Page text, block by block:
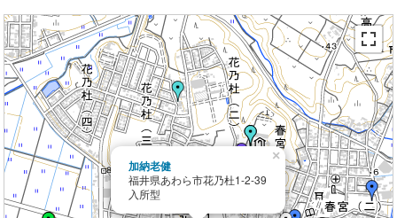
加納老健
福井県あわら市花乃杜1-2-39
入所型
×